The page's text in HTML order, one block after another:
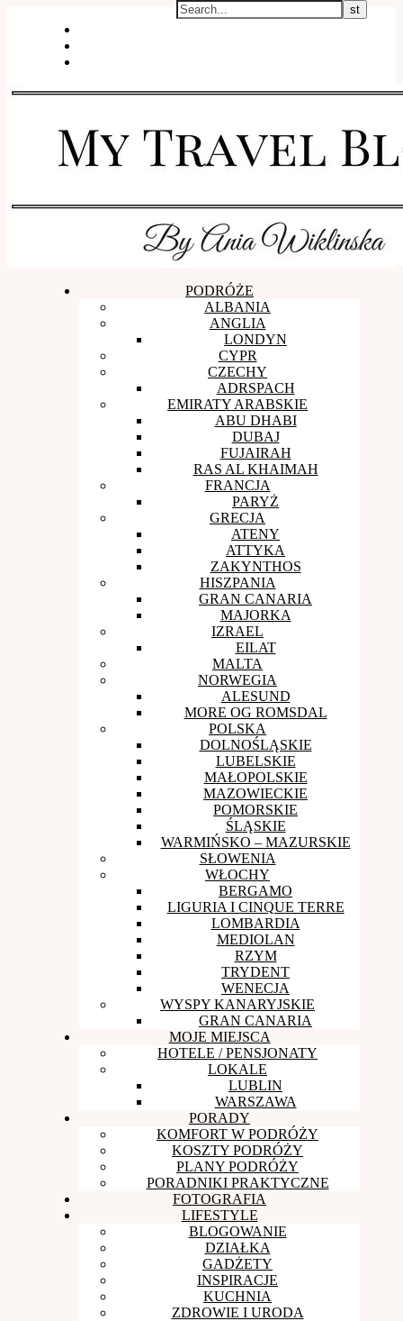
PODRÓŻE
ALBANIA
ANGLIA
LONDYN
CYPR
CZECHY
ADRSPACH
EMIRATY ARABSKIE
ABU DHABI
DUBAJ
FUJAIRAH
RAS AL KHAIMAH
FRANCJA
PARYŻ
GRECJA
ATENY
ATTYKA
ZAKYNTHOS
HISZPANIA
GRAN CANARIA
MAJORKA
IZRAEL
EILAT
MALTA
NORWEGIA
ALESUND
MORE OG ROMSDAL
POLSKA
DOLNOŚLĄSKIE
LUBELSKIE
MAŁOPOLSKIE
MAZOWIECKIE
POMORSKIE
ŚLĄSKIE
WARMIŃSKO – MAZURSKIE
SŁOWENIA
WŁOCHY
BERGAMO
LIGURIA I CINQUE TERRE
LOMBARDIA
MEDIOLAN
RZYM
TRYDENT
WENECJA
WYSPY KANARYJSKIE
GRAN CANARIA
MOJE MIEJSCA
HOTELE / PENSJONATY
LOKALE
LUBLIN
WARSZAWA
PORADY
KOMFORT W PODRÓŻY
KOSZTY PODRÓŻY
PLANY PODRÓŻY
PORADNIKI PRAKTYCZNE
FOTOGRAFIA
LIFESTYLE
BLOGOWANIE
DZIAŁKA
GADŻETY
INSPIRACJE
KUCHNIA
ZDROWIE I URODA